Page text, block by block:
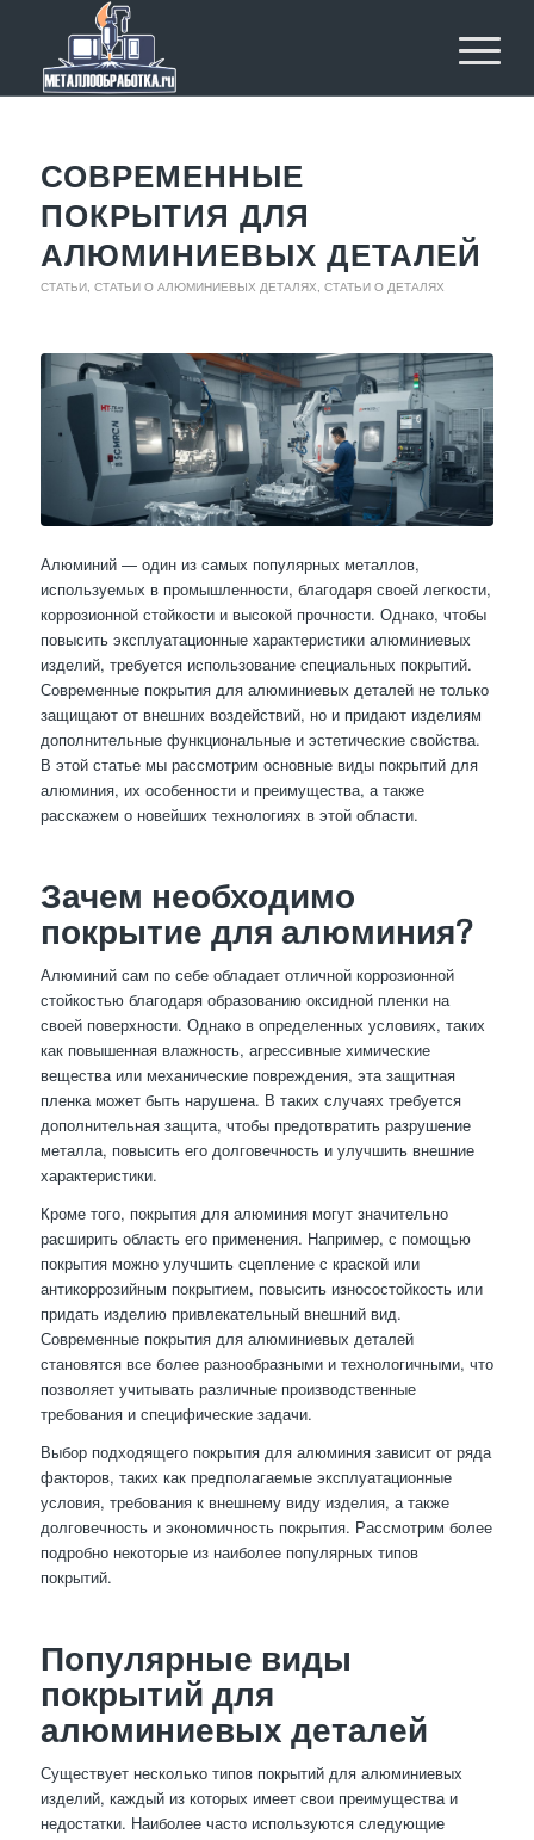
СОВРЕМЕННЫЕ
ПОКРЫТИЯ ДЛЯ
АЛЮМИНИЕВЫХ ДЕТАЛЕЙ
СТАТЬИ, СТАТЬИ О АЛЮМИНИЕВЫХ ДЕТАЛЯХ СТАТЬИ О ДЕТАЛЯХ
Алюминий — один из самых популярных металлов,
используемых в промышленности, благодаря своей легкости,
коррозионной стойкости и высокой прочности. Однако, чтобы
повысить эксплуатационные характеристики алюминиевых
изделий, требуется использование специальных покрытий.
Современные покрытия для алюминиевых деталей не только
защищают от внешних воздействий, но и придают изделиям
дополнительные функциональные и эстетические свойства.
В этой статье мы рассмотрим основные виды покрытий для
алюминия, их особенности и преимущества, а также
расскажем о новейших технологиях в этой области.
Зачем необходимо
покрытие для алюминия?
Алюминий сам по себе обладает отличной коррозионной
стойкостью благодаря образованию оксидной пленки на
своей поверхности. Однако в определенных условиях, таких
как повышенная влажность, агрессивные химические
вещества или механические повреждения, эта защитная
пленка может быть нарушена. В таких случаях требуется
дополнительная защита, чтобы предотвратить разрушение
металла, повысить его долговечность и улучшить внешние
характеристики.
Кроме того, покрытия для алюминия могут значительно
расширить область его применения. Например, с помощью
покрытия можно улучшить сцепление с краской или
антикоррозийным покрытием, повысить износостойкость или
придать изделию привлекательный внешний вид.
Современные покрытия для алюминиевых деталей
становятся все более разнообразными и технологичными, что
позволяет учитывать различные производственные
требования и специфические задачи.
Выбор подходящего покрытия для алюминия зависит от ряда
факторов, таких как предполагаемые эксплуатационные
условия, требования к внешнему виду изделия, а также
долговечность и экономичность покрытия. Рассмотрим более
подробно некоторые из наиболее популярных типов
покрытий.
Популярные виды
покрытий для
алюминиевых деталей
Существует несколько типов покрытий для алюминиевых
изделий, каждый из которых имеет свои преимущества и
недостатки. Наиболее часто используются следующие